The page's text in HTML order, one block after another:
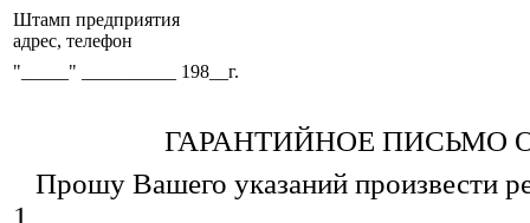
Штамп предприятия
адрес, телефон
"
" __________ 198__г.
ГАРАНТИЙНОЕ ПИСЬМО
Прошу Вашего указаний произвести